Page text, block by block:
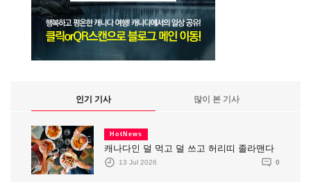
인기 기사 많이 본 기사
HotNews
캐나다인 덜 먹고 덜 쓰고 허리띠 졸라맨다
13 Jul 2026 0